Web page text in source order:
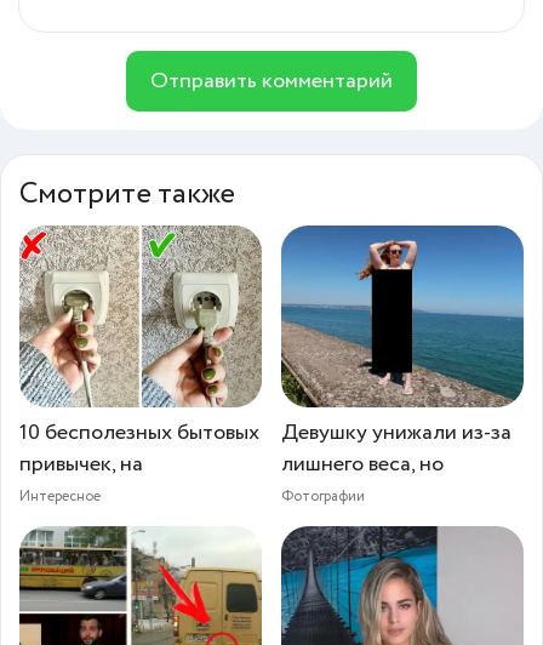
Отправить комментарий
Смотрите также
10 бесполезных бытовых
привычек, на
Интересное
Девушку унижали из-за
лишнего веса, но
Фотографии